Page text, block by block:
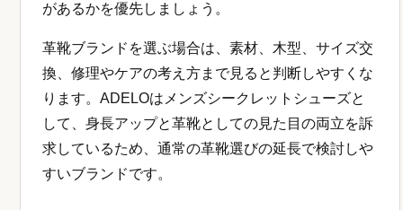
があるかを優先しましょう。
革靴ブランドを選ぶ場合は、素材、木型、サイズ交
換、修理やケアの考え方まで見ると判断しやすくな
ります。ADELOはメンズシークレットシューズと
して、身長アップと革靴としての見た目の両立を訴
求しているため、通常の革靴選びの延長で検討しや
すいブランドです。